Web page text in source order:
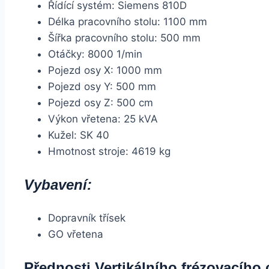
Řídící systém: Siemens 810D
Délka pracovního stolu: 1100 mm
Šířka pracovního stolu: 500 mm
Otáčky: 8000 1/min
Pojezd osy X: 1000 mm
Pojezd osy Y: 500 mm
Pojezd osy Z: 500 cm
Výkon vřetena: 25 kVA
Kužel: SK 40
Hmotnost stroje: 4619 kg
Vybavení:
Dopravník třísek
GO vřetena